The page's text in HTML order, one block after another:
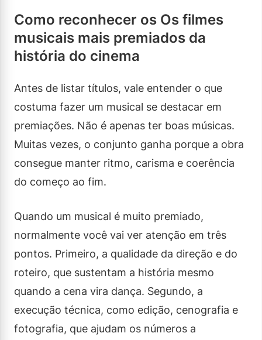
Como reconhecer os Os filmes
musicais mais premiados da
história do cinema
Antes de listar títulos, vale entender o que
costuma fazer um musical se destacar em
premiações. Não é apenas ter boas músicas.
Muitas vezes, o conjunto ganha porque a obra
consegue manter ritmo, carisma e coerência
do começo ao fim.
Quando um musical é muito premiado,
normalmente você vai ver atenção em três
pontos. Primeiro, a qualidade da direção e do
roteiro, que sustentam a história mesmo
quando a cena vira dança. Segundo, a
execução técnica, como edição, cenografia e
fotografia, que ajudam os números a